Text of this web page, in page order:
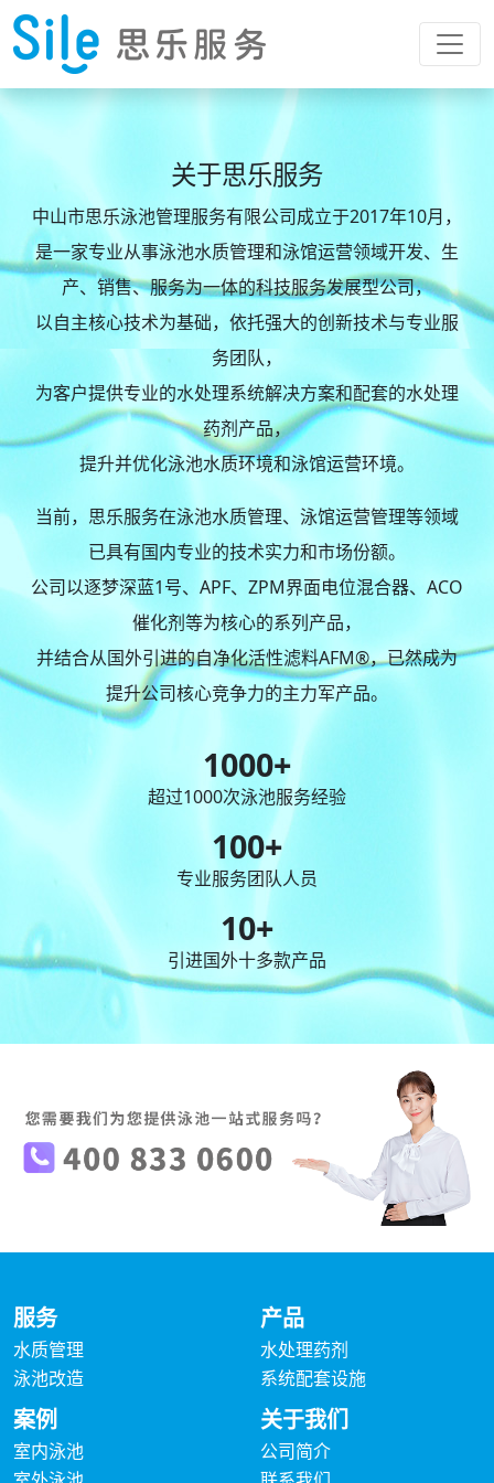
关于思乐服务
中山市思乐泳池管理服务有限公司成立于2017年10月，
是一家专业从事泳池水质管理和泳馆运营领域开发、生
产、销售、服务为一体的科技服务发展型公司，
以自主核心技术为基础，依托强大的创新技术与专业服
务团队，
为客户提供专业的水处理系统解决方案和配套的水处理
药剂产品，
提升并优化泳池水质环境和泳馆运营环境。
当前，思乐服务在泳池水质管理、泳馆运营管理等领域
已具有国内专业的技术实力和市场份额。
公司以逐梦深蓝1号、APF、ZPM界面电位混合器、ACO
催化剂等为核心的系列产品，
并结合从国外引进的自净化活性滤料AFM®，已然成为
提升公司核心竞争力的主力军产品。
1000+
超过1000次泳池服务经验
100+
专业服务团队人员
10+
引进国外十多款产品
服务
水质管理
泳池改造
产品
水处理药剂
系统配套设施
案例
室内泳池
关于我们
公司简介